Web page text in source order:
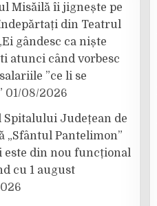
Misăilă îi jignește pe
din Teatrul
gândesc ca niște
atunci când vorbesc
”ce li se
01/08/2026
Spitalului Județean de
„Sfântul Pantelimon”
este din nou funcțional
cu 1 august